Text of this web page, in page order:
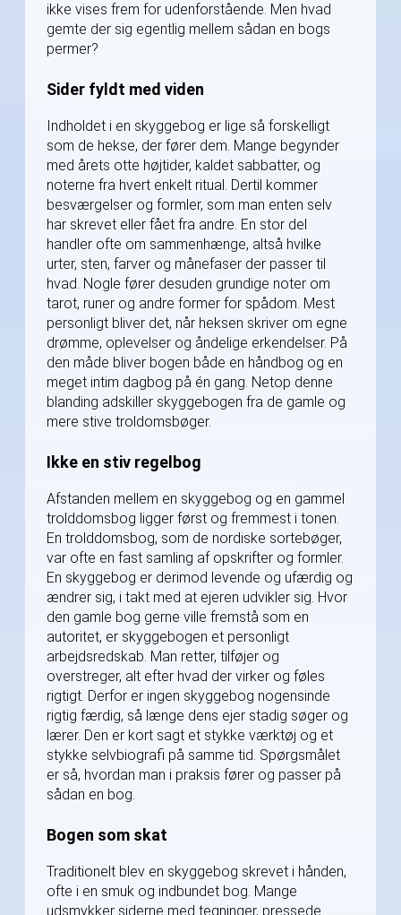
ikke vises frem for udenforstående. Men hvad
gemte der sig egentlig mellem sådan en bogs
permer?
Sider fyldt med viden
Indholdet i en skyggebog er lige så forskelligt
som de hekse, der fører dem. Mange begynder
med årets otte højtider, kaldet sabbatter, og
noterne fra hvert enkelt ritual. Dertil kommer
besværgelser og formler, som man enten selv
har skrevet eller fået fra andre. En stor del
handler ofte om sammenhænge, altså hvilke
urter, sten, farver og månefaser der passer til
hvad. Nogle fører desuden grundige noter om
tarot, runer og andre former for spådom. Mest
personligt bliver det, når heksen skriver om egne
drømme, oplevelser og åndelige erkendelser. På
den måde bliver bogen både en håndbog og en
meget intim dagbog på én gang. Netop denne
blanding adskiller skyggebogen fra de gamle og
mere stive troldomsbøger.
Ikke en stiv regelbog
Afstanden mellem en skyggebog og en gammel
trolddomsbog ligger først og fremmest i tonen.
En trolddomsbog, som de nordiske sortebøger,
var ofte en fast samling af opskrifter og formler.
En skyggebog er derimod levende og ufærdig og
ændrer sig, i takt med at ejeren udvikler sig. Hvor
den gamle bog gerne ville fremstå som en
autoritet, er skyggebogen et personligt
arbejdsredskab. Man retter, tilføjer og
overstreger, alt efter hvad der virker og føles
rigtigt. Derfor er ingen skyggebog nogensinde
rigtig færdig, så længe dens ejer stadig søger og
lærer. Den er kort sagt et stykke værktøj og et
stykke selvbiografi på samme tid. Spørgsmålet
er så, hvordan man i praksis fører og passer på
sådan en bog.
Bogen som skat
Traditionelt blev en skyggebog skrevet i hånden,
ofte i en smuk og indbundet bog. Mange
udsmykker siderne med tegninger, pressede